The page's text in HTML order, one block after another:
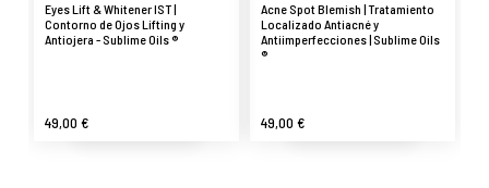
Eyes Lift & Whitener IST |
Contorno de Ojos Lifting y
Antiojera - Sublime Oils ®
49,00 €
Acne Spot Blemish | Tratamiento
Localizado Antiacné y
Antiimperfecciones | Sublime Oils
®
49,00 €